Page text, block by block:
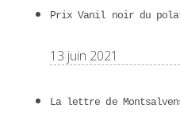
Prix Vanil noir du
13 juin 2021
La lettre de